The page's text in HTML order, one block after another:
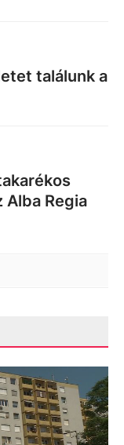
találunk a
Alba Regia